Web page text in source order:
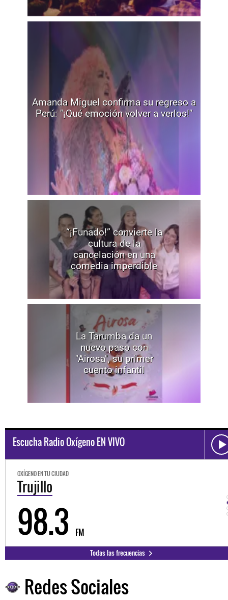
Amanda Miguel confirma su regreso a
Perú: "¡Qué emoción volver a verlos!"
“¡Funado!” convierte la
cultura de la
cancelación en una
comedia imperdible
La Tarumba da un
nuevo paso con
"Airosa", su primer
cuento infantil
Escucha Radio Oxígeno EN VIVO
OXÍGENO EN TU CIUDAD
Trujillo
98.3 FM
Todas las frecuencias
Redes Sociales